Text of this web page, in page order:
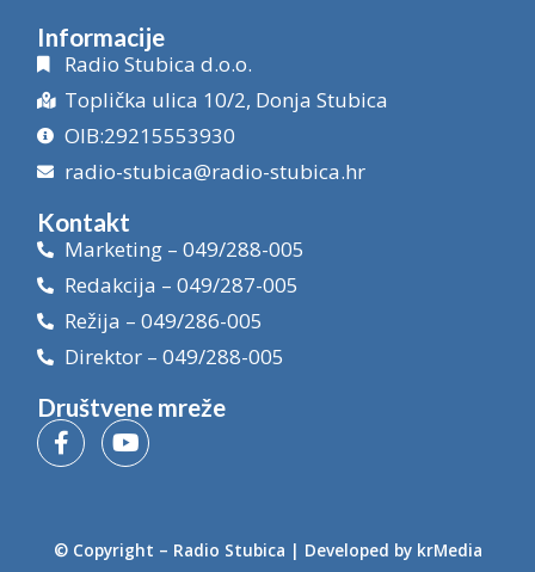
Informacije
Radio Stubica d.o.o.
Toplička ulica 10/2, Donja Stubica
OIB:29215553930
radio-stubica@radio-stubica.hr
Kontakt
Marketing – 049/288-005
Redakcija – 049/287-005
Režija – 049/286-005
Direktor – 049/288-005
Društvene mreže
© Copyright – Radio Stubica | Developed by krMedia